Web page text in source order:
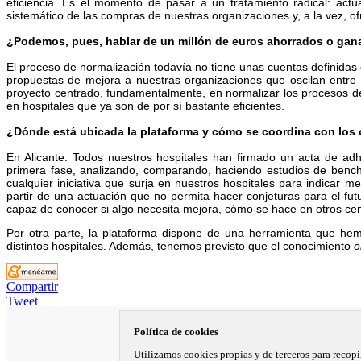
Política de cookies
Utilizamos cookies propias y de terceros para
sistemático de las compras de nuestras organizaciones y, a la vez,
¿Podemos, pues, hablar de un millón de euros ahorrados o
El proceso de normalización todavía no tiene unas cuentas
propuestas de mejora a nuestras organizaciones que oscilan
proyecto centrado, fundamentalmente, en normalizar los procesos
en hospitales que ya son de por sí bastante eficientes.
¿Dónde está ubicada la plataforma y cómo se coordina con los
En Alicante. Todos nuestros hospitales han firmado un acta de
primera fase, analizando, comparando, haciendo estudios de
cualquier iniciativa que surja en nuestros hospitales para indicar
partir de una actuación que no permita hacer conjeturas para el
capaz de conocer si algo necesita mejora, cómo se hace en otros
Por otra parte, la plataforma dispone de una herramienta que
distintos hospitales. Además, tenemos previsto que el conocimiento
Compartir
Tweet